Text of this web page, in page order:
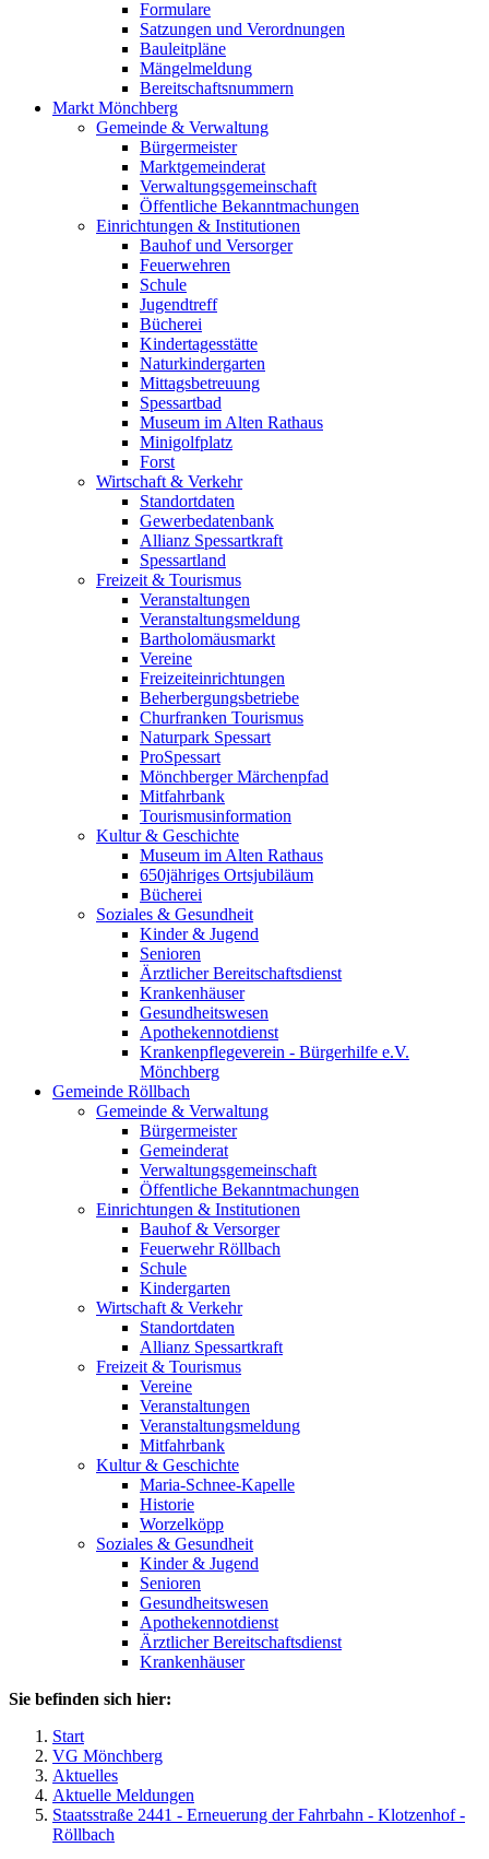
Formulare
Satzungen und Verordnungen
Bauleitpläne
Mängelmeldung
Bereitschaftsnummern
Markt Mönchberg
Gemeinde & Verwaltung
Bürgermeister
Marktgemeinderat
Verwaltungsgemeinschaft
Öffentliche Bekanntmachungen
Einrichtungen & Institutionen
Bauhof und Versorger
Feuerwehren
Schule
Jugendtreff
Bücherei
Kindertagesstätte
Naturkindergarten
Mittagsbetreuung
Spessartbad
Museum im Alten Rathaus
Minigolfplatz
Forst
Wirtschaft & Verkehr
Standortdaten
Gewerbedatenbank
Allianz Spessartkraft
Spessartland
Freizeit & Tourismus
Veranstaltungen
Veranstaltungsmeldung
Bartholomäusmarkt
Vereine
Freizeiteinrichtungen
Beherbergungsbetriebe
Churfranken Tourismus
Naturpark Spessart
ProSpessart
Mönchberger Märchenpfad
Mitfahrbank
Tourismusinformation
Kultur & Geschichte
Museum im Alten Rathaus
650jähriges Ortsjubiläum
Bücherei
Soziales & Gesundheit
Kinder & Jugend
Senioren
Ärztlicher Bereitschaftsdienst
Krankenhäuser
Gesundheitswesen
Apothekennotdienst
Krankenpflegeverein - Bürgerhilfe e.V.
Mönchberg
Gemeinde Röllbach
Gemeinde & Verwaltung
Bürgermeister
Gemeinderat
Verwaltungsgemeinschaft
Öffentliche Bekanntmachungen
Einrichtungen & Institutionen
Bauhof & Versorger
Feuerwehr Röllbach
Schule
Kindergarten
Wirtschaft & Verkehr
Standortdaten
Allianz Spessartkraft
Freizeit & Tourismus
Vereine
Veranstaltungen
Veranstaltungsmeldung
Mitfahrbank
Kultur & Geschichte
Maria-Schnee-Kapelle
Historie
Worzelköpp
Soziales & Gesundheit
Kinder & Jugend
Senioren
Gesundheitswesen
Apothekennotdienst
Ärztlicher Bereitschaftsdienst
Krankenhäuser
Sie befinden sich hier:
Start
VG Mönchberg
Aktuelles
Aktuelle Meldungen
Staatsstraße 2441 - Erneuerung der Fahrbahn - Klotzenhof -
Röllbach